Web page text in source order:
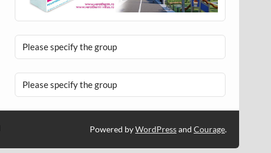
Please specify the group
Please specify the group
Powered byWordPressand Courage.